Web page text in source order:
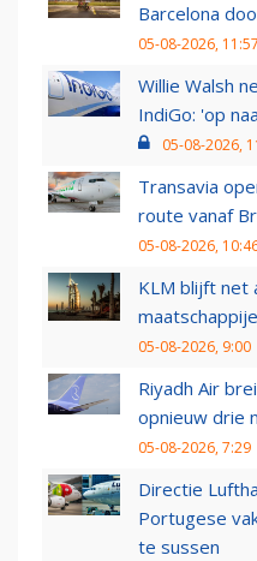
Barcelona
05-08-2026, 11:57
Willie Walsh
IndiGo: 'op
05-08-2026,
Transavia
route vanaf
05-08-2026,
KLM blijft net
05-08-2026, 9:00
Riyadh Air
opnieuw drie
05-08-2026, 7:29
Directie
Portugese
te sussen